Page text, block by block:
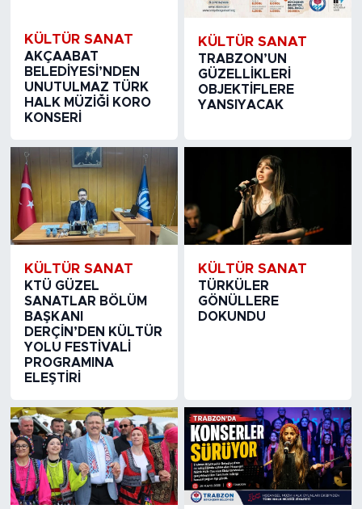
KÜLTÜR SANAT
AKÇAABAT
BELEDİYESİ’NDEN
UNUTULMAZ TÜRK
HALK MÜZİĞİ KORO
KONSERİ
KÜLTÜR SANAT
TRABZON’UN
GÜZELLİKLERİ
OBJEKTİFLERE
YANSIYACAK
KÜLTÜR SANAT
KTÜ GÜZEL
SANATLAR BÖLÜM
BAŞKANI
DERÇİN’DEN KÜLTÜR
YOLU FESTİVALİ
PROGRAMINA
ELEŞTİRİ
KÜLTÜR SANAT
TÜRKÜLER
GÖNÜLLERE
DOKUNDU